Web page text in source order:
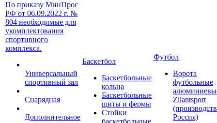
По приказу МинПрос
РФ от 06.09.2022 г. №
804 необходимые для
укомплектования
спортивного
комплекса.
Универсальный
спортивный зал
Снарядная
Дополнительное
Баскетбол
Баскетбольные
кольца
Баскетбольные
щиты и фермы
Стойки
баскетбольные
Футбол
Ворота
футбольные
Zilantsport
Россия)